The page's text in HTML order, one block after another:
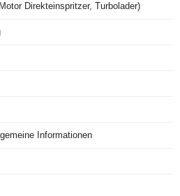
Direkteinspritzer, Turbolader)
Informationen